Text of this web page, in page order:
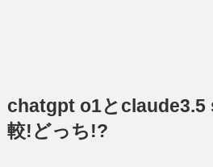
chatgpt o1とclaude3.5
較!どっち!?